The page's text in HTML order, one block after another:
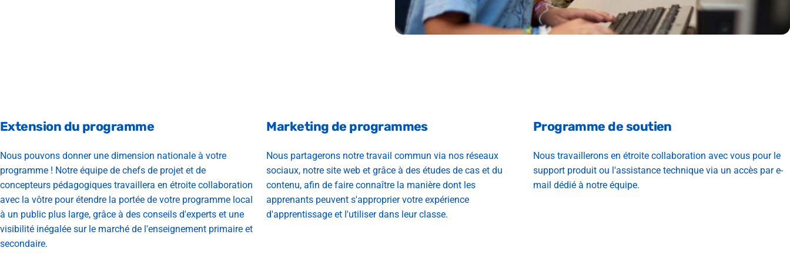
Extension du programme
Nous pouvons donner une dimension nationale à votre
programme ! Notre équipe de chefs de projet et de
concepteurs pédagogiques travaillera en étroite collaboration
avec la vôtre pour étendre la portée de votre programme local
à un public plus large, grâce à des conseils d'experts et une
visibilité inégalée sur le marché de l'enseignement primaire et
secondaire.
Marketing de programmes
Nous partagerons notre travail commun via nos réseaux
sociaux, notre site web et grâce à des études de cas et du
contenu, afin de faire connaître la manière dont les
apprenants peuvent s'approprier votre expérience
d'apprentissage et l'utiliser dans leur classe.
Programme de soutien
Nous travaillerons en étroite collaboration avec vous pour le
support produit ou l'assistance technique via un accès par e-
mail dédié à notre équipe.